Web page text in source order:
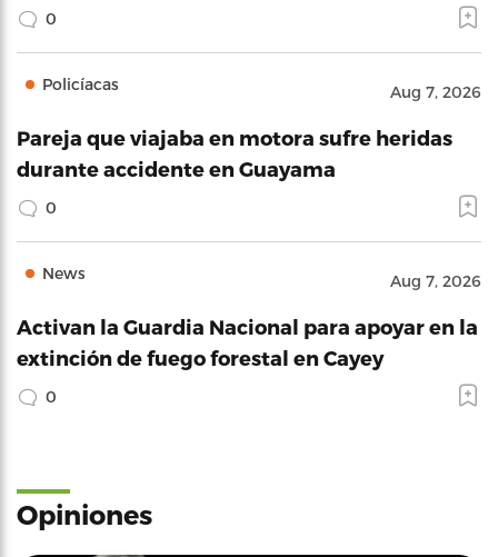
0
Policíacas Aug 7, 2026
Pareja que viajaba en motora sufre heridas
durante accidente en Guayama
0
News Aug 7, 2026
Activan la Guardia Nacional para apoyar en la
extinción de fuego forestal en Cayey
0
Opiniones